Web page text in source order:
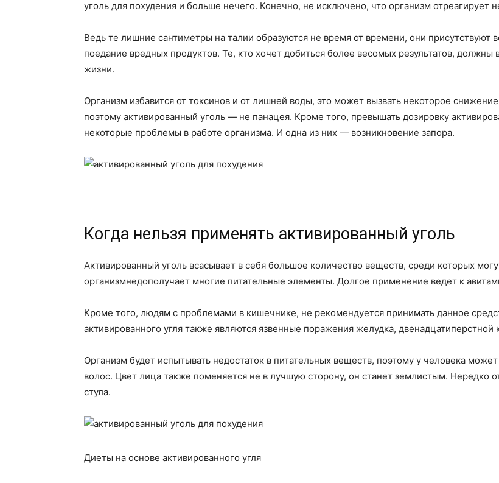
уголь для похудения и больше нечего. Конечно, не исключено, что организм
Ведь те лишние сантиметры на талии образуются не время от времени, они присутствуют
поедание вредных продуктов. Те, кто хочет добиться более весомых результатов,
жизни.
Организм избавится от токсинов и от лишней воды, это может вызвать некоторое
поэтому активированный уголь — не панацея. Кроме того, превышать дозировку
некоторые проблемы в работе организма. И одна из них — возникновение запора.
Когда нельзя применять активированный уголь
Активированный уголь всасывает в себя большое количество веществ, среди которых
организмнедополучает многие питательные элементы. Долгое применение ведет к
Кроме того, людям с проблемами в кишечнике, не рекомендуется принимать данное
активированного угля также являются язвенные поражения желудка,
Организм будет испытывать недостаток в питательных веществ, поэтому у человека
волос. Цвет лица также поменяется не в лучшую сторону, он станет землистым. Нередко
стула.
Диеты на основе активированного угля